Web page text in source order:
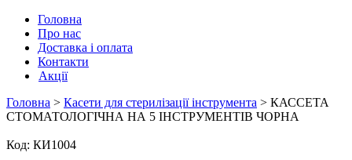
Головна
Про нас
Доставка і оплата
Контакти
Акції
Головна > Касети для стерилізації інструмента > КАССЕТА
СТОМАТОЛОГІЧНА НА 5 ІНСТРУМЕНТІВ ЧОРНА
Код: КИ1004